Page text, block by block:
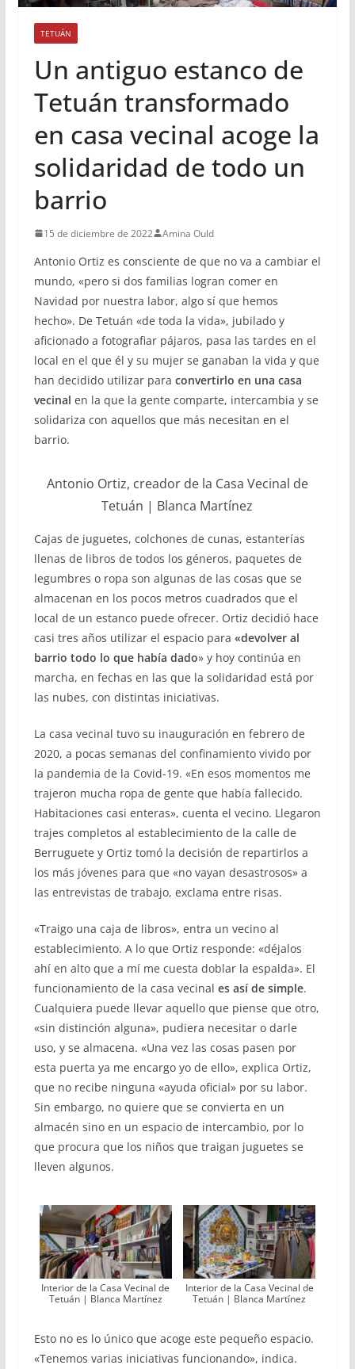
TETUÁN
Un antiguo estanco de
Tetuán transformado
en casa vecinal acoge la
solidaridad de todo un
barrio
15 de diciembre de 2022 Amina Ould
Antonio Ortiz es consciente de que no va a cambiar el
mundo, «pero si dos familias logran comer en
Navidad por nuestra labor, algo sí que hemos
hecho». De Tetuán «de toda la vida», jubilado y
aficionado a fotografiar pájaros, pasa las tardes en el
local en el que él y su mujer se ganaban la vida y que
han decidido utilizar para convertirlo en una casa
vecinal en la que la gente comparte, intercambia y se
solidariza con aquellos que más necesitan en el
barrio.
Antonio Ortiz, creador de la Casa Vecinal de
Tetuán | Blanca Martínez
Cajas de juguetes, colchones de cunas, estanterías
llenas de libros de todos los géneros, paquetes de
legumbres o ropa son algunas de las cosas que se
almacenan en los pocos metros cuadrados que el
local de un estanco puede ofrecer. Ortiz decidió hace
casi tres años utilizar el espacio para «devolver al
barrio todo lo que había dado» y hoy continúa en
marcha, en fechas en las que la solidaridad está por
las nubes, con distintas iniciativas.
La casa vecinal tuvo su inauguración en febrero de
2020, a pocas semanas del confinamiento vivido por
la pandemia de la Covid-19. «En esos momentos me
trajeron mucha ropa de gente que había fallecido.
Habitaciones casi enteras», cuenta el vecino. Llegaron
trajes completos al establecimiento de la calle de
Berruguete y Ortiz tomó la decisión de repartirlos a
los más jóvenes para que «no vayan desastrosos» a
las entrevistas de trabajo, exclama entre risas.
«Traigo una caja de libros», entra un vecino al
establecimiento. A lo que Ortiz responde: «déjalos
ahí en alto que a mí me cuesta doblar la espalda». El
funcionamiento de la casa vecinal es así de simple.
Cualquiera puede llevar aquello que piense que otro,
«sin distinción alguna», pudiera necesitar o darle
uso, y se almacena. «Una vez las cosas pasen por
esta puerta ya me encargo yo de ello», explica Ortiz,
que no recibe ninguna «ayuda oficial» por su labor.
Sin embargo, no quiere que se convierta en un
almacén sino en un espacio de intercambio, por lo
que procura que los niños que traigan juguetes se
lleven algunos.
Interior de la Casa Vecinal de
Tetuán | Blanca Martínez
Interior de la Casa Vecinal de
Tetuán | Blanca Martínez
Esto no es lo único que acoge este pequeño espacio.
«Tenemos varias iniciativas funcionando», indica.